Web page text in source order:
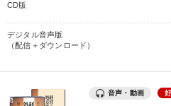
CD版
デジタル音声版
（配信＋ダウンロード）
音声・動画